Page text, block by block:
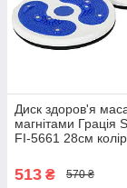
Диск здоров'я
магнітами Грація
FI-5661 28см колір
513 ₴ 570 ₴